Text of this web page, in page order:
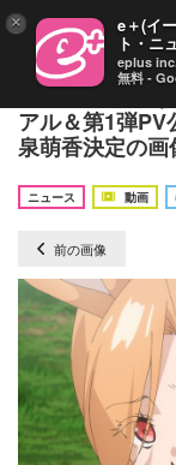
TVアニメ『い
アル＆第1弾PV
泉萌香決定の画
ニュース
動画
前の画像
× e＋(イ
ト・ニ
eplus
無料 -